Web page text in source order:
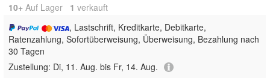
10+ Auf Lager 1 verkauft
, Lastschrift, Kreditkarte, Debitkarte,
Ratenzahlung, Sofortüberweisung, Überweisung, Bezahlung nach
30 Tagen
Zustellung: Di, 11. Aug. bis Fr, 14. Aug.